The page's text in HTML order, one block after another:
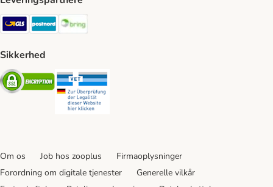
GLS Shipping Method
Postnord Shipping Method
Sikkerhed
Security
Om os Job hos zooplus
Firmaoplysninger
Forordning om digitale tjenester
Generelle vilkår